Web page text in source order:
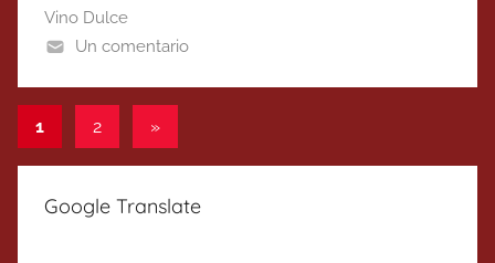
Vino Dulce
Un comentario
Paginación
de
entradas
1 2
Entradas
»
Google Translate